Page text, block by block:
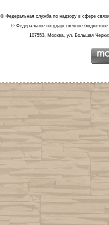
© Федеральная служба по надзору в сфере
© Федеральное государственное
107553, Москва, ул. Большая